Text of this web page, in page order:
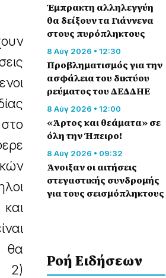
θα
2)
Έμπρακτη αλληλεγγύη
θα δείξουν τα Γιάννενα
στους πυρόπληκτους
8 Αύγ 2026 • 12:30
Προβληματισμός για την
ασφάλεια του δικτύου
ρεύματος του ΔΕΔΔΗΕ
8 Αύγ 2026 • 12:00
«Άρτος και θεάματα» σε
όλη την Ήπειρο!
8 Αύγ 2026 • 09:32
Άνοιξαν οι αιτήσεις
στεγαστικής συνδρομής
για τους σεισμόπληκτους
Ροή Eιδήσεων